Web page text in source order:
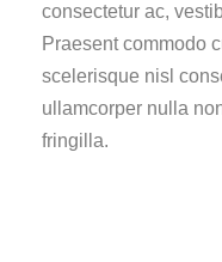
consectetur ac,
Praesent commodo
scelerisque nisl
ullamcorper nulla
fringilla.